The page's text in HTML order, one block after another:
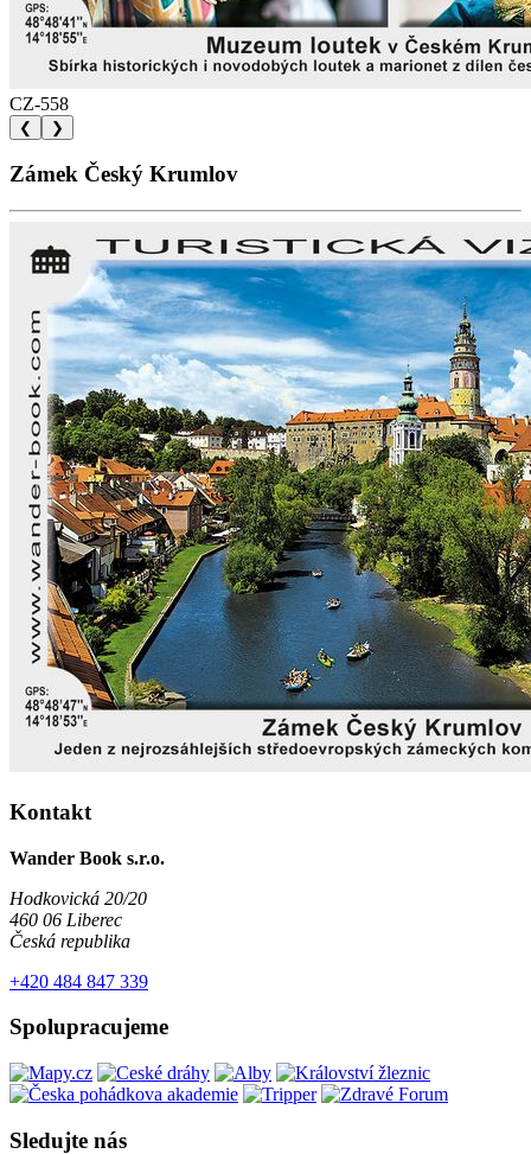
CZ-558
❮ ❯
Zámek Český Krumlov
Kontakt
Wander Book s.r.o.
Hodkovická 20/20
460 06 Liberec
Česká republika
+420 484 847 339
Spolupracujeme
Sledujte nás